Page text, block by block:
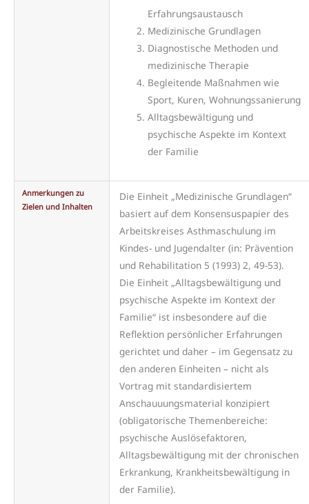
Erfahrungsaustausch
Medizinische Grundlagen
Diagnostische Methoden und
medizinische Therapie
Begleitende Maßnahmen wie
Sport, Kuren, Wohnungssanierung
Alltagsbewältigung und
psychische Aspekte im Kontext
der Familie
Anmerkungen zu
Zielen und Inhalten
Die Einheit „Medizinische Grundlagen“
basiert auf dem Konsensuspapier des
Arbeitskreises Asthmaschulung im
Kindes- und Jugendalter (in: Prävention
und Rehabilitation 5 (1993) 2, 49-53).
Die Einheit „Alltagsbewältigung und
psychische Aspekte im Kontext der
Familie“ ist insbesondere auf die
Reflektion persönlicher Erfahrungen
gerichtet und daher – im Gegensatz zu
den anderen Einheiten – nicht als
Vortrag mit standardisiertem
Anschauuungsmaterial konzipiert
(obligatorische Themenbereiche:
psychische Auslösefaktoren,
Alltagsbewältigung mit der chronischen
Erkrankung, Krankheitsbewältigung in
der Familie).